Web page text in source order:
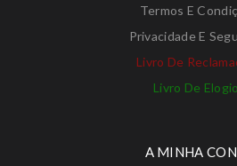
Termos E
Privacidade E
Livro De
Livro De
A MINHA